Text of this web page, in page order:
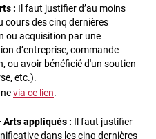
: Il faut justifier d’au moins
cours des cinq dernières
ou acquisition par une
d’entreprise, commande
ou avoir bénéficié d'un soutien
etc.).
via ce lien.
Arts appliqués : Il faut justifier
dans les cinq dernières